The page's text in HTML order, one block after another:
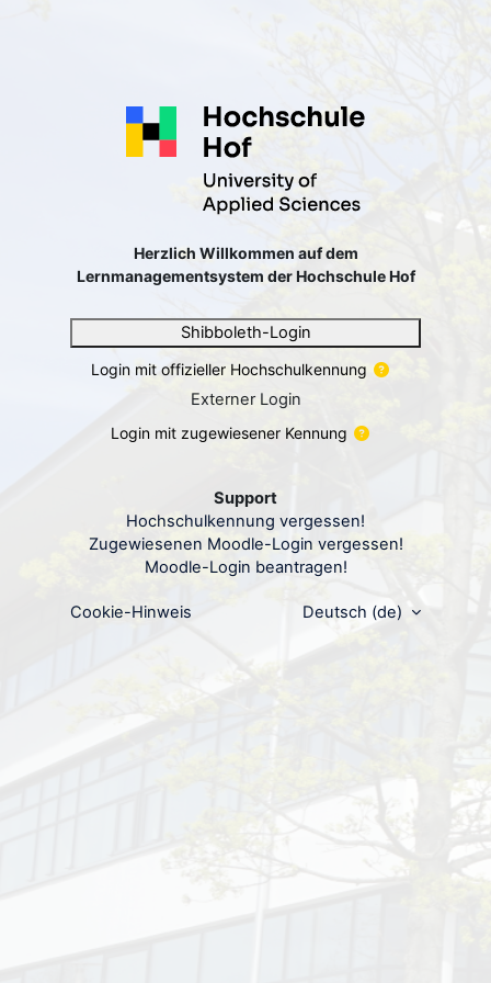
Anmelden bei
Herzlich Willkommen auf dem
Lernmanagementsystem der Hochschule Hof
Shibboleth-Login
Login mit offizieller Hochschulkennung
Externer Login
Anmeldename
Kennwort
Anmelden
Kennwort vergessen?
Login mit zugewiesener Kennung
Support
Hochschulkennung vergessen!
Zugewiesenen Moodle-Login vergessen!
Moodle-Login beantragen!
Cookie-Hinweis Deutsch ‎(de)‎